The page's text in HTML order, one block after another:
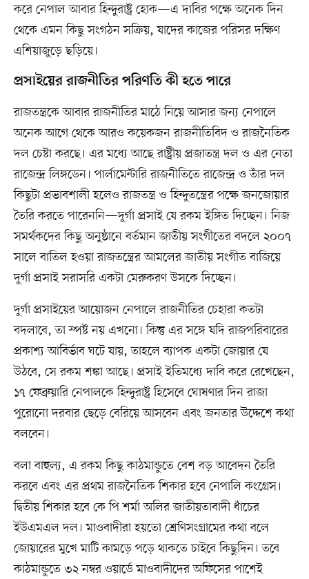
করে নেপাল আবার হিন্দুরাষ্ট্র হোক—এ দাবির পক্ষে অনেক দিন
থেকে এমন কিছু সংগঠন সক্রিয়, যাদের কাজের পরিসর দক্ষিণ
এশিয়াজুড়ে ছড়িয়ে।
প্রসাইয়ের রাজনীতির পরিণতি কী হতে পারে
রাজতন্ত্রকে আবার রাজনীতির মাঠে নিয়ে আসার জন্য নেপালে
অনেক আগে থেকে আরও কয়েকজন রাজনীতিবিদ ও রাজনৈতিক
দল চেষ্টা করছে। এর মধ্যে আছে রাষ্ট্রীয় প্রজাতন্ত্র দল ও এর নেতা
রাজেন্দ্র লিঙ্গডেন। পার্লামেন্টারি রাজনীতিতে রাজেন্দ্র ও তাঁর দল
কিছুটা প্রভাবশালী হলেও রাজতন্ত্র ও হিন্দুতন্ত্রের পক্ষে জনজোয়ার
তৈরি করতে পারেননি—দুর্গা প্রসাই যে রকম ইঙ্গিত দিচ্ছেন। নিজ
সমর্থকদের কিছু অনুষ্ঠানে বর্তমান জাতীয় সংগীতের বদলে ২০০৭
সালে বাতিল হওয়া রাজতন্ত্রের আমলের জাতীয় সংগীত বাজিয়ে
দুর্গা প্রসাই সরাসরি একটা মেরুকরণ উসকে দিচ্ছেন।
দুর্গা প্রসাইয়ের আয়োজন নেপালে রাজনীতির চেহারা কতটা
বদলাবে, তা স্পষ্ট নয় এখনো। কিন্তু এর সঙ্গে যদি রাজপরিবারের
প্রকাশ্য আবির্ভাব ঘটে যায়, তাহলে ব্যাপক একটা জোয়ার যে
উঠবে, সে রকম শঙ্কা আছে। প্রসাই ইতিমধ্যে দাবি করে রেখেছেন,
১৭ ফেব্রুয়ারি নেপালকে হিন্দুরাষ্ট্র হিসেবে ঘোষণার দিন রাজা
পুরোনো দরবার ছেড়ে বেরিয়ে আসবেন এবং জনতার উদ্দেশে কথা
বলবেন।
বলা বাহুল্য, এ রকম কিছু কাঠমান্ডুতে বেশ বড় আবেদন তৈরি
করবে এবং এর প্রথম রাজনৈতিক শিকার হবে নেপালি কংগ্রেস।
দ্বিতীয় শিকার হবে কে পি শর্মা অলির জাতীয়তাবাদী ধাঁচের
ইউএমএল দল। মাওবাদীরা হয়তো শ্রেণিসংগ্রামের কথা বলে
জোয়ারের মুখে মাটি কামড়ে পড়ে থাকতে চাইবে কিছুদিন। তবে
কাঠমান্ডুতে ৩২ নম্বর ওয়ার্ডে মাওবাদীদের অফিসের পাশেই